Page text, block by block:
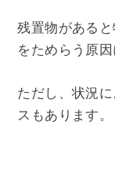
残置物がある
をためらう原因
ただし、状況
スもあります。